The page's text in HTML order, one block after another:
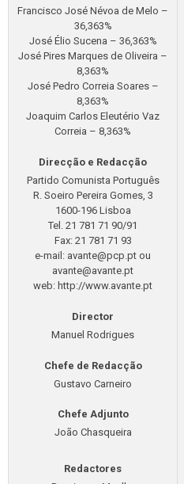
Francisco José Névoa de Melo –
36,363%
José Élio Sucena – 36,363%
José Pires Marques de Oliveira –
8,363%
José Pedro Correia Soares –
8,363%
Joaquim Carlos Eleutério Vaz
Correia – 8,363%
Direcção e Redacção
Partido Comunista Português
R. Soeiro Pereira Gomes, 3
1600-196 Lisboa
Tel. 21 781 71 90/91
Fax: 21 781 71 93
e-mail: avante@pcp.pt ou
avante@avante.pt
web: http://www.avante.pt
Director
Manuel Rodrigues
Chefe de Redacção
Gustavo Carneiro
Chefe Adjunto
João Chasqueira
Redactores